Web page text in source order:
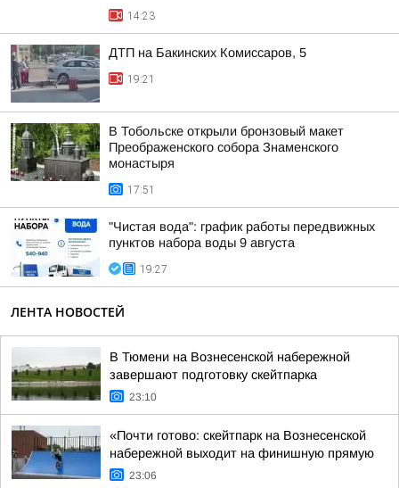
14:23
ДТП на Бакинских Комиссаров, 5
19:21
В Тобольске открыли бронзовый макет
Преображенского собора Знаменского
монастыря
17:51
"Чистая вода": график работы передвижных
пунктов набора воды 9 августа
19:27
ЛЕНТА НОВОСТЕЙ
В Тюмени на Вознесенской набережной
завершают подготовку скейтпарка
23:10
«Почти готово: скейтпарк на Вознесенской
набережной выходит на финишную прямую
23:06